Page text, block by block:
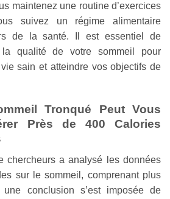
maintenez une routine d’exercices
suivez un régime alimentaire
de la santé. Il est essentiel de
qualité de votre sommeil pour
sain et atteindre vos objectifs de
Tronqué Peut Vous
Près de 400 Calories
chercheurs a analysé les données
sur le sommeil, comprenant plus
conclusion s’est imposée de